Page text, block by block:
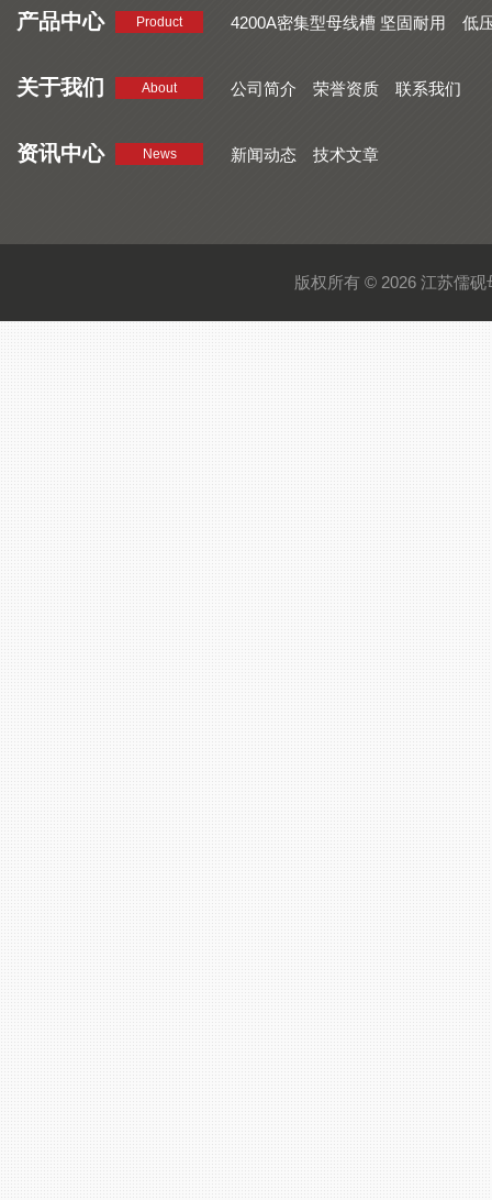
产品中心 Product 4200A密集型母线槽 坚固耐用
低
关于我们 About 公司简介 荣誉资质 联系我们
资讯中心 News 新闻动态 技术文章
版权所有 © 2026 江苏儒